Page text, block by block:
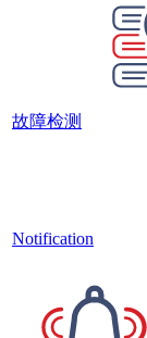
故障检测
Notification